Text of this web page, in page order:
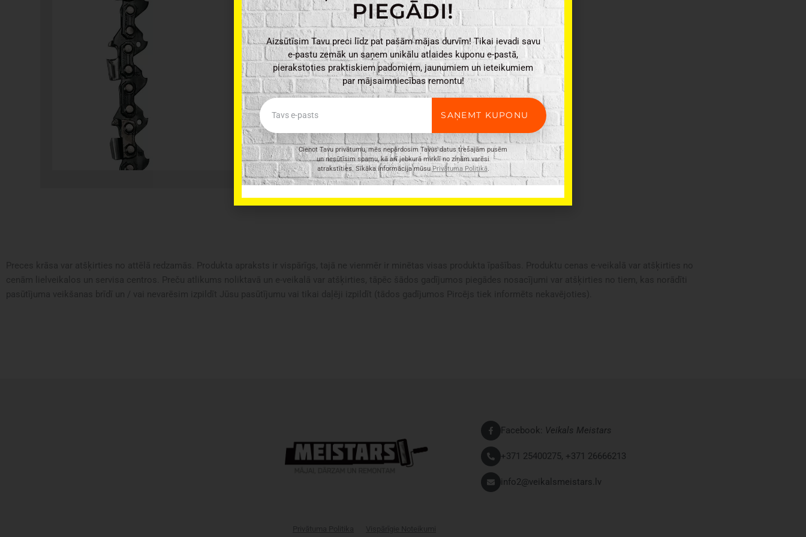
Facebook: Veikals Meistars
+371 25400275, +371 26666213
info2@veikalsmeistars.lv
PIEGĀDI!
Aizsūtīsim Tavu preci līdz pat pašām mājas durvīm! Tikai ievadi savu
e-pastu zemāk un saņem unikālu atlaides kuponu e-pastā,
pierakstoties praktiskiem padomiem, jaunumiem un ieteikumiem
par mājsaimniecības remontu!
Email
SAŅEMT KUPONU
Cienot Tavu privātumu, mēs nepārdosim Tavus datus trešajām pusēm
un nesūtīsim spamu, kā arī jebkurā mirklī no ziņām varēsi
atrakstīties. Sīkāka informācija mūsuPrivātuma Politikā.